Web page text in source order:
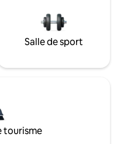
Salle de sport
tourisme